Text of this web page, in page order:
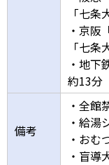
「七条
・京阪
「七条
・地下
約13分
備考
・全館
・給湯
・おむ
・盲導